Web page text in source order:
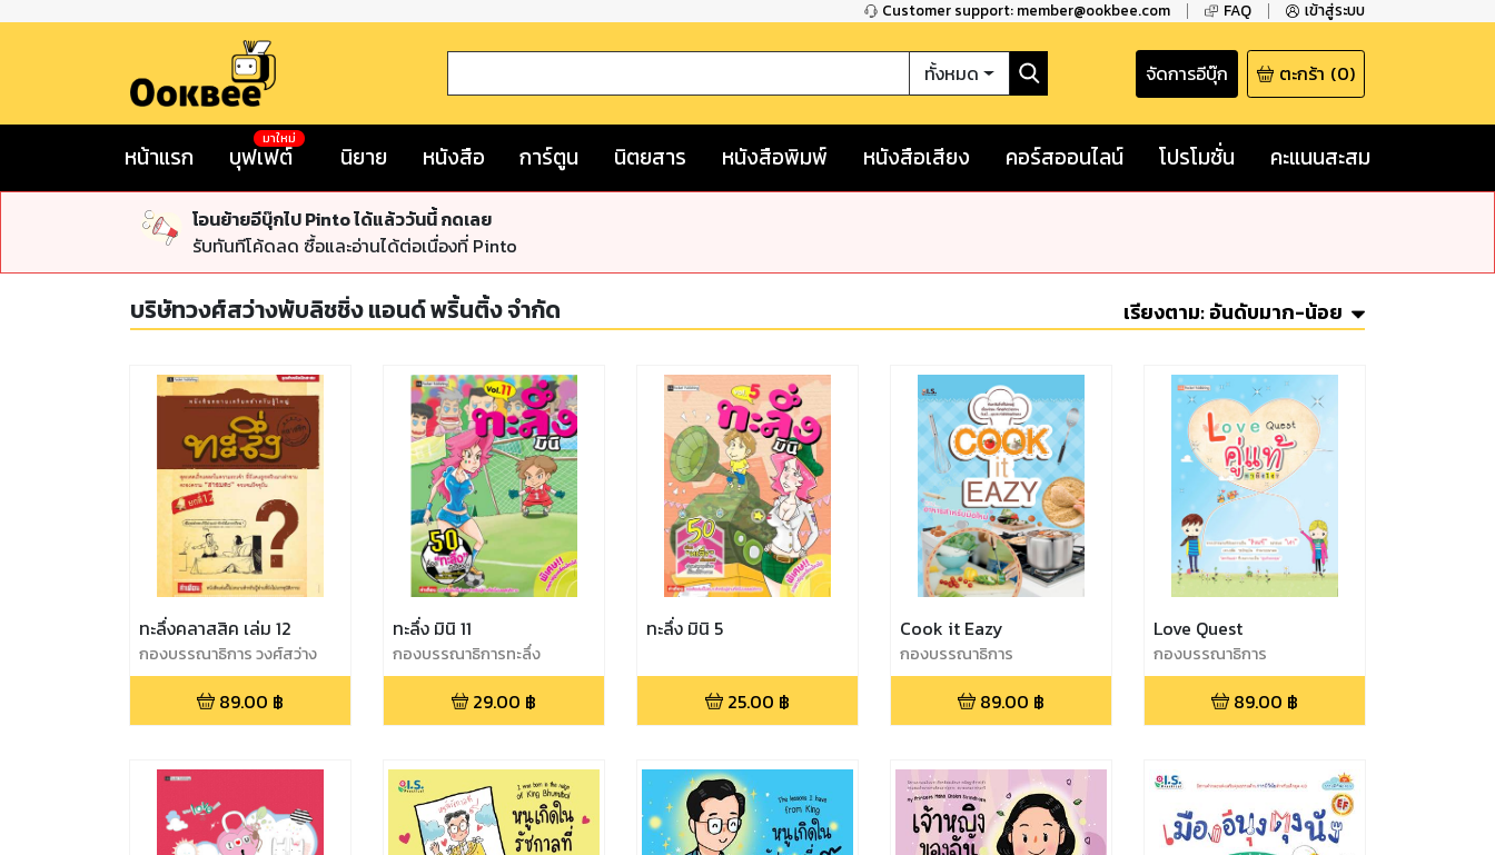
Customer support: member@ookbee.com FAQ เข้าสู่ระบบ
ทั้งหมด จัดการอีบุ๊ก ตะกร้า (0)
หน้าแรก บุฟเฟต์
มาใหม่
นิยาย หนังสือ การ์ตูน นิตยสาร หนังสือพิมพ์ หนังสือเสียง คอร์สออนไลน์ โปรโมชั่น คะแนนสะสม
โอนย้ายอีบุ๊กไป Pinto ได้แล้ววันนี้ กดเลย
รับทันทีโค้ดลด ซื้อและอ่านได้ต่อเนื่องที่ Pinto
บริษัทวงศ์สว่างพับลิชชิ่ง แอนด์ พริ้นติ้ง จำกัด เรียงตาม:อันดับมาก-น้อย
ทะลึ่งคลาสสิค เล่ม 12
กองบรรณาธิการ วงศ์สว่าง
89.00 ฿
ทะลึ่ง มินิ 11
กองบรรณาธิการทะลึ่ง
29.00 ฿
ทะลึ่ง มินิ 5
25.00 ฿
Cook it Eazy
กองบรรณาธิการ
89.00 ฿
Love Quest
กองบรรณาธิการ
89.00 ฿